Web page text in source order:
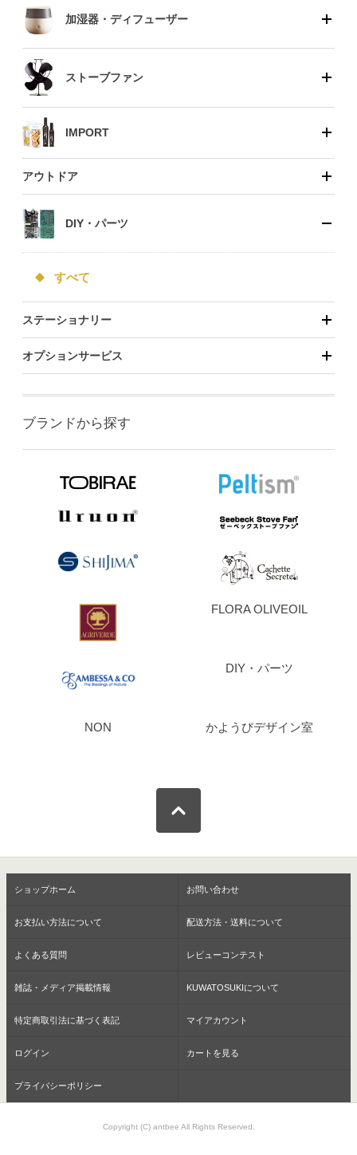
加湿器・ディフューザー
ストーブファン
IMPORT
アウトドア
DIY・パーツ
すべて
ステーショナリー
オプションサービス
ブランドから探す
FLORA OLIVEOIL
DIY・パーツ
NON かようびデザイン室
ショップホーム お問い合わせ
お支払い方法について 配送方法・送料について
よくある質問 レビューコンテスト
雑誌・メディア掲載情報 KUWATOSUKIについて
特定商取引法に基づく表記 マイアカウント
ログイン カートを見る
プライバシーポリシー
Copyright (C) antbee All Rights Reserved.